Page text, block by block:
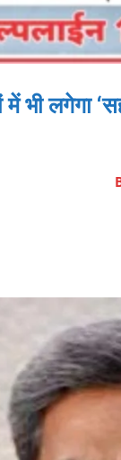
भी लगेगा